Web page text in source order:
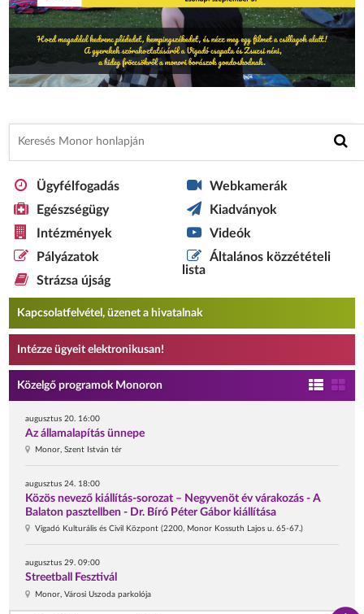
Ügyfélfogadás
Egészségügy
Intézmények
Pályázatok
Strázsa újság
Webkamerák
Kiadványok
Videók
Általános közzétételi
lista
Kapcsolatfelvétel, üzenet a hivatalnak
Intézze ügyeit elektronikusan!
Közelgő programok Monoron
augusztus 20. 16:00
Az államalapítás ünnepe
Monor, Szent István tér
augusztus 24. 18:00
Közös nevező kiállítás-sorozat – Negyvenöt év várakozás - A
Balaton pasztellben - Dr. Bíró Péter Gábor kiállítása
Vigadó Kulturális és Civil Központ (2200, Monor Kossuth Lajos u. 65-67.)
augusztus 29. 09:00
Streetball Fesztivál
Monor, Városi Uszoda parkolója